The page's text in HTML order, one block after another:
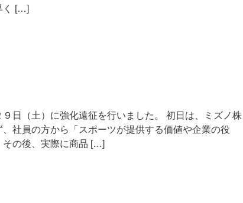
く […]
日（土）に強化遠征を行いました。 初日は、ミズノ株
社員の方から「スポーツが提供する価値や企業の役
その後、実際に商品 […]